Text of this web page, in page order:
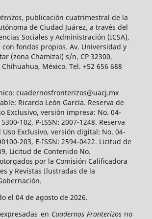
, publicación cuatrimestral de la
de Ciudad Juárez, a través del
Sociales y Administración (ICSA),
fondos propios. Av. Universidad y
(zona Chamizal) s/n, CP 32300,
México. Tel. +52 656 688
cuadernosfronterizos@uacj.mx
Ricardo León García. Reserva de
Exclusivo, versión impresa: No. 04-
102, P-ISSN: 2007-1248. Reserva
Uso Exclusivo, versión digital: No. 04-
203, E-ISSN: 2594-0422. Licitud de
Licitud de Contenido No.
por la Comisión Calificadora
y Revistas Ilustradas de la
el 04 de agosto de 2026.
en Cuadernos Fronterizosno